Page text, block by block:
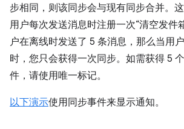
步相同，则该同步会与现有同步合并。
用户每次发送消息时注册一次“清空发件
户在离线时发送了 5 条消息，那么当用
时，您只会获得一次同步。如需获得 5
件，请使用唯一标记。
以下演示使用同步事件来显示通知。